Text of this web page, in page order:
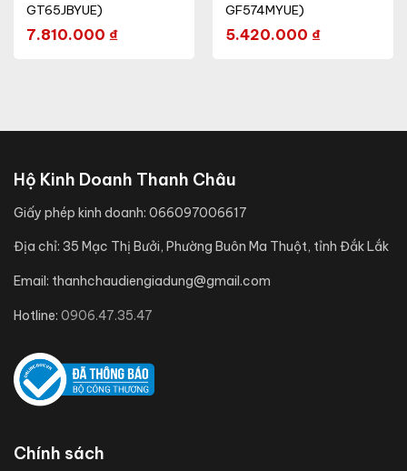
GT65JBYUE)
7.810.000 ₫
GF574MYUE)
5.420.000 ₫
Hộ Kinh Doanh Thanh Châu
Giấy phép kinh doanh: 066097006617
Địa chỉ: 35 Mạc Thị Bưởi, Phường Buôn Ma Thuột, tỉnh Đắk Lắk
Email: thanhchaudiengiadung@gmail.com
Hotline: 0906.47.35.47
Chính sách